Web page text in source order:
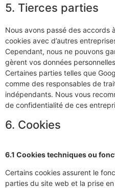
5. Tierces parties
Nous avons passé des accords
cookies avec d’autres
Cependant, nous ne pouvons
gèrent vos données
Certaines parties telles que
comme des responsables de
indépendants. Nous vous
de confidentialité de ces
6. Cookies
6.1 Cookies techniques ou
Certains cookies assurent le
parties du site web et la prise